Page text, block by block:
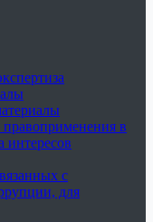
в
интересов
с
для